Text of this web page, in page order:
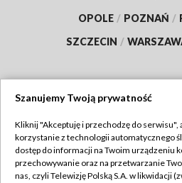
OPOLE / POZNAŃ /
SZCZECIN /
TVP
Abonament TVP
Regulamin
Szanujemy Twoją prywatność
Kliknij "Akceptuję i przechodzę do serwisu",
korzystanie z technologii automatycznego
dostęp do informacji na Twoim urządzeniu
przechowywanie oraz na przetwarzanie
nas, czyli Telewizję Polską S.A. w likwidacji